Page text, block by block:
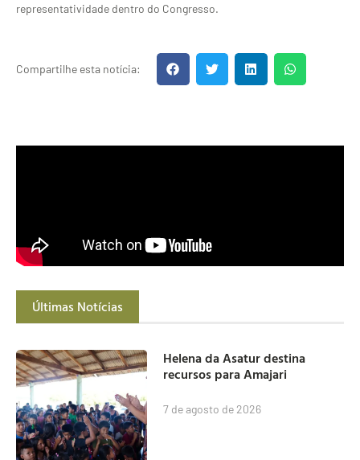
representatividade dentro do Congresso.
Compartilhe esta notícia:
Últimas Notícias
Helena da Asatur destina
recursos para Amajari
7 de agosto de 2026